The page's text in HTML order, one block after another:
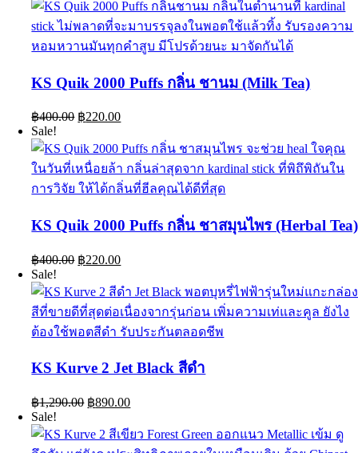
KS Quik 2000 Puffs กลิ่น ชานม (Milk Tea)
฿400.00 Original
was:
฿400.00.
฿220.00Current
is:
฿220.00.
Sale!
KS Quik 2000 Puffs กลิ่น ชาสมุนไพร (Herbal Tea)
฿400.00 Original
was:
฿400.00.
฿220.00Current
is:
฿220.00.
Sale!
KS Kurve 2 Jet Black สีดำ
฿1,290.00 Original
was:
฿1,290.00.
฿890.00Current
is:
฿890.00.
Sale!